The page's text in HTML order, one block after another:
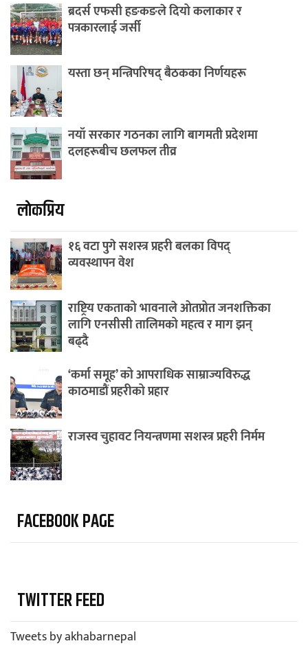
ब्रदर्स एफसी हङकङले दियो कलाकार र
पत्रकारलाई जर्सी
यस्ता छन् मन्त्रिपरिषद् बैठकका निर्णयहरू
नयाँ सरकार गठनका लागि बागमती प्रदेशमा
दलहरूबीच छलफल तीव्र
लाेकप्रिय
१६ वटा पुगे सशस्त्र प्रहरी बलका विपद्
व्यवस्थापन वेश
राष्ट्रिय एकताको भावनाले ओतप्रोत जनशक्तिका
लागि एनसीसी तालिमको महत्व र माग झन्
बढ्दै
‘कर्मा समूह’ को आपराधिक साम्राज्यविरुद्ध
काठमाडौं प्रहरीको प्रहार
राजस्व चुहावट नियन्त्रणमा सशस्त्र प्रहरी निर्मम
FACEBOOK PAGE
TWITTER FEED
Tweets by akhabarnepal